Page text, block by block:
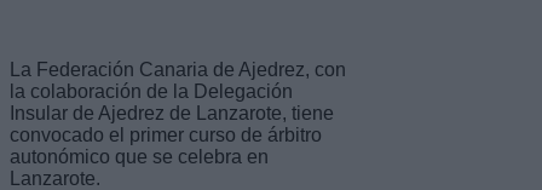
La Federación Canaria de Ajedrez, con
la colaboración de la Delegación
Insular de Ajedrez de Lanzarote, tiene
convocado el primer curso de árbitro
autonómico que se celebra en
Lanzarote.